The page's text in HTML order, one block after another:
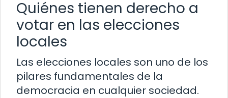
Quiénes tienen derecho a
votar en las elecciones
locales
Las elecciones locales son uno de los
pilares fundamentales de la
democracia en cualquier sociedad.